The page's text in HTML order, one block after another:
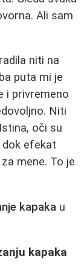
Ali sam
niti na
puta mi je
i privremeno
Niti
oči su
dok efekat
mene. To je
kapaka u
kapaka